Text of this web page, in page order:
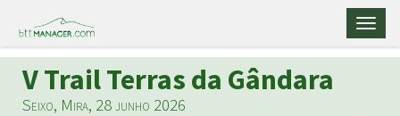
V Trail Terras da Gândara
Seixo, Mira, 28 junho 2026